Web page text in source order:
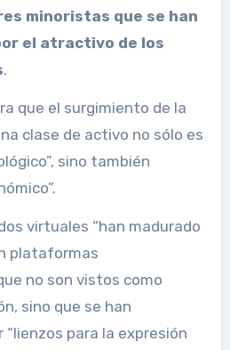
minoristas que se han
el atractivo de los
.
que el surgimiento de la
clase de activo no sólo es
sino también
virtuales “han madurado
plataformas
no son vistos como
sino que se han
para la expresión